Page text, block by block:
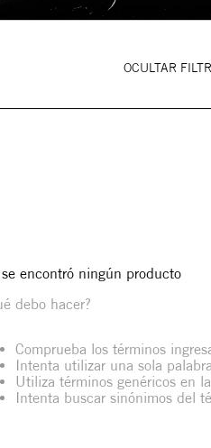
OCULTAR
encontró ningún producto
debo hacer?
Comprueba los términos
Intenta utilizar una sola palabra
Utiliza términos genéricos en
Intenta buscar sinónimos del